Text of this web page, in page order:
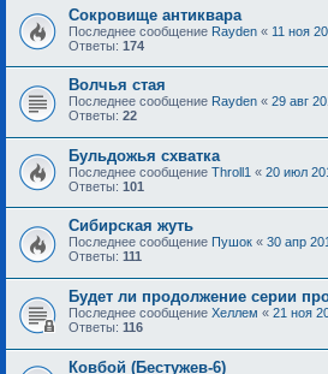
Сокровище антиквара
Последнее сообщение Rayden « 11 ноя
Ответы: 174
Волчья стая
Последнее сообщение Rayden « 29 авг
Ответы: 22
Бульдожья схватка
Последнее сообщение Throll1 « 20 июл
Ответы: 101
Сибирская жуть
Последнее сообщение Пушок « 30 апр
Ответы: 111
Будет ли продолжение серии
Последнее сообщение Хеллем « 21 ноя
Ответы: 116
Ковбой (Бестужев-6)